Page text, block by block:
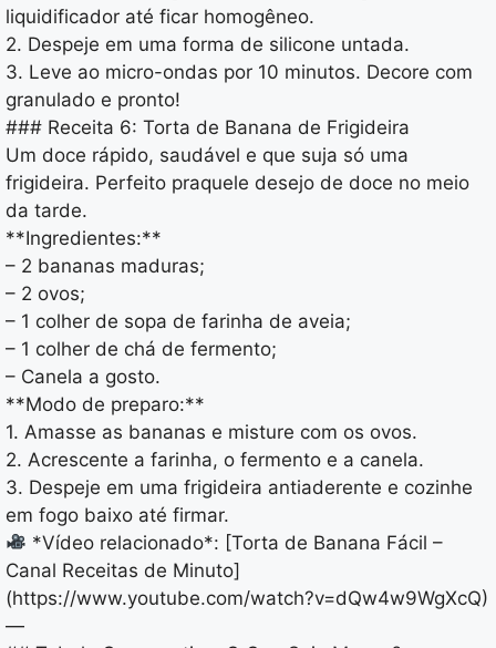
liquidificador até ficar homogêneo.
2. Despeje em uma forma de silicone untada.
3. Leve ao micro-ondas por 10 minutos. Decore com
granulado e pronto!
### Receita 6: Torta de Banana de Frigideira
Um doce rápido, saudável e que suja só uma
frigideira. Perfeito praquele desejo de doce no meio
da tarde.
**Ingredientes:**
– 2 bananas maduras;
– 2 ovos;
– 1 colher de sopa de farinha de aveia;
– 1 colher de chá de fermento;
– Canela a gosto.
**Modo de preparo:**
1. Amasse as bananas e misture com os ovos.
2. Acrescente a farinha, o fermento e a canela.
3. Despeje em uma frigideira antiaderente e cozinhe
em fogo baixo até firmar.
*Vídeo relacionado*: [Torta de Banana Fácil –
Canal Receitas de Minuto]
(https://www.youtube.com/watch?v=dQw4w9WgXcQ)
—